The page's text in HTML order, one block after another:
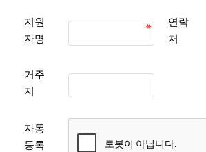
지원
자명
연락
처
거주
지
자동
등록